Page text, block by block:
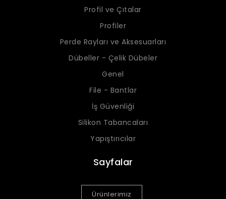
Profil ve Çıtalar
Profiler
Perde Rayları ve Aksesuarları
Dübeller - Çelik Dübeler
Genel
File - Bantlar
İş Güvenliği
Silikon Tabancaları
Yapıştırıcılar
Sayfalar
Ürünlerimiz